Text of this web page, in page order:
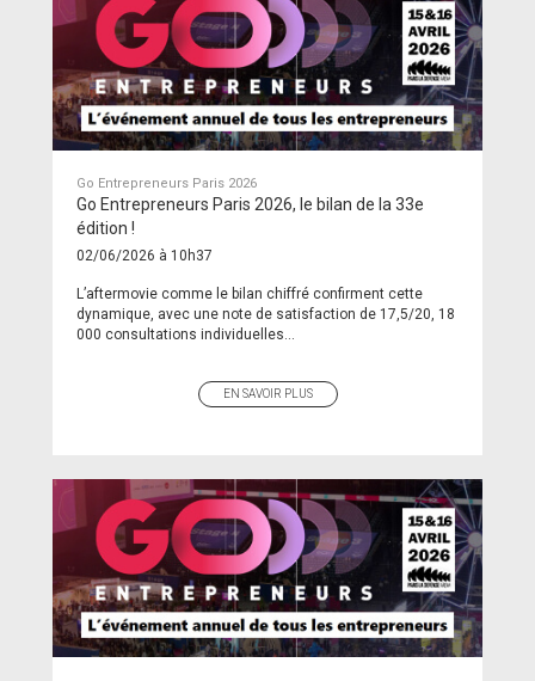
Go Entrepreneurs Paris 2026
Go Entrepreneurs Paris 2026, le bilan de la 33e
édition !
02/06/2026 à 10h37
L’aftermovie comme le bilan chiffré confirment cette
dynamique, avec une note de satisfaction de 17,5/20, 18
000 consultations individuelles...
EN SAVOIR PLUS